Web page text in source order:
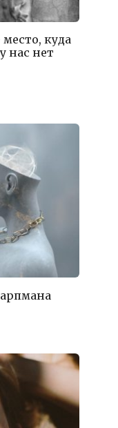
куда
нас нет